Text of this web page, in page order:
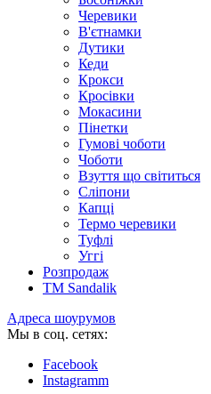
Черевики
В'єтнамки
Дутики
Кеди
Крокси
Кросівки
Мокасини
Пінетки
Гумові чоботи
Чоботи
Взуття що світиться
Сліпони
Капці
Термо черевики
Туфлі
Уггі
Розпродаж
TM Sandalik
Адреса шоурумов
Мы в соц. сетях:
Facebook
Instagramm